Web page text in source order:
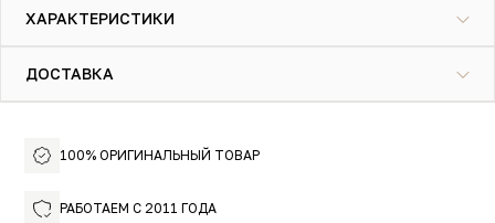
100% ОРИГИНАЛЬНЫЙ ТОВАР
РАБОТАЕМ С 2011 ГОДА
цветочных ароматов.
ХАРАКТЕРИСТИКИ
ДОСТАВКА